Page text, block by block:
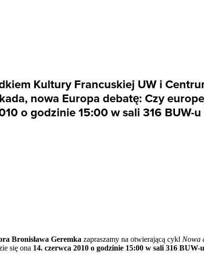
Kultury Francuskiej UW i
nowa Europa debatę: Czy
o godzinie 15:00 w sali 316
Bronisława Geremka zapraszamy na otwierającą cykl Nowa
się ona 14. czerwca 2010 o godzinie 15:00 w sali 316